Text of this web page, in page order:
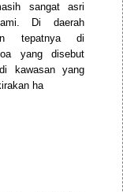
sangat asri
Di daerah
tepatnya di
yang disebut
kawasan yang
ha